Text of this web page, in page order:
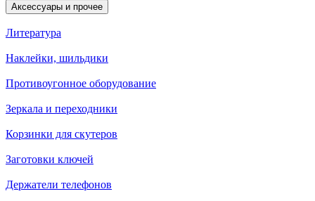
Аксессуары и прочее
Литература
Наклейки, шильдики
Противоугонное оборудование
Зеркала и переходники
Корзинки для скутеров
Заготовки ключей
Держатели телефонов